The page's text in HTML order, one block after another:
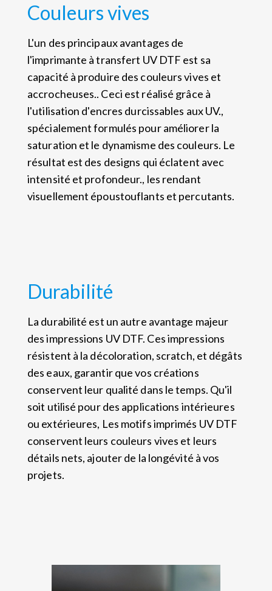
Couleurs vives
L'un des principaux avantages de
l'imprimante à transfert UV DTF est sa
capacité à produire des couleurs vives et
accrocheuses.. Ceci est réalisé grâce à
l'utilisation d'encres durcissables aux UV.,
spécialement formulés pour améliorer la
saturation et le dynamisme des couleurs. Le
résultat est des designs qui éclatent avec
intensité et profondeur., les rendant
visuellement époustouflants et percutants.
Durabilité
La durabilité est un autre avantage majeur
des impressions UV DTF. Ces impressions
résistent à la décoloration, scratch, et dégâts
des eaux, garantir que vos créations
conservent leur qualité dans le temps. Qu'il
soit utilisé pour des applications intérieures
ou extérieures, Les motifs imprimés UV DTF
conservent leurs couleurs vives et leurs
détails nets, ajouter de la longévité à vos
projets.